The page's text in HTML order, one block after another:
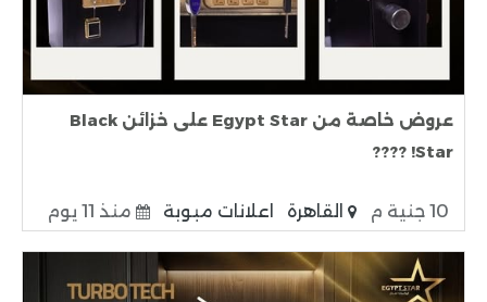
عروض خاصة من Egypt Star على خزائن Black
Star! ????
10 جنية م القاهرة اعلانات مبوبة منذ 11 يوم